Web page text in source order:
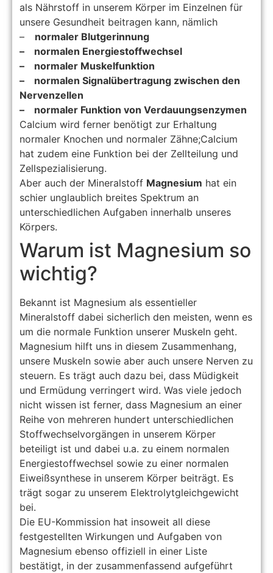
als Nährstoff in unserem Körper im Einzelnen für
unsere Gesundheit beitragen kann, nämlich
–
normaler Blutgerinnung
– normalen Energiestoffwechsel
– normaler Muskelfunktion
– normalen Signalübertragung zwischen den
Nervenzellen
– normaler Funktion von Verdauungsenzymen
Calcium wird ferner benötigt zur Erhaltung
normaler Knochen und normaler Zähne;Calcium
hat zudem eine Funktion bei der Zellteilung und
Zellspezialisierung.
Aber auch der Mineralstoff Magnesium hat ein
schier unglaublich breites Spektrum an
unterschiedlichen Aufgaben innerhalb unseres
Körpers.
Warum ist Magnesium so
wichtig?
Bekannt ist Magnesium als essentieller
Mineralstoff dabei sicherlich den meisten, wenn es
um die normale Funktion unserer Muskeln geht.
Magnesium hilft uns in diesem Zusammenhang,
unsere Muskeln sowie aber auch unsere Nerven zu
steuern. Es trägt auch dazu bei, dass Müdigkeit
und Ermüdung verringert wird. Was viele jedoch
nicht wissen ist ferner, dass Magnesium an einer
Reihe von mehreren hundert unterschiedlichen
Stoffwechselvorgängen in unserem Körper
beteiligt ist und dabei u.a. zu einem normalen
Energiestoffwechsel sowie zu einer normalen
Eiweißsynthese in unserem Körper beiträgt. Es
trägt sogar zu unserem Elektrolytgleichgewicht
bei.
Die EU-Kommission hat insoweit all diese
festgestellten Wirkungen und Aufgaben von
Magnesium ebenso offiziell in einer Liste
bestätigt, in der zusammenfassend aufgeführt